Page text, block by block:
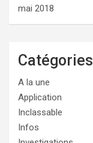
mai 2018
Catégories
A la une
Application
Inclassable
Infos